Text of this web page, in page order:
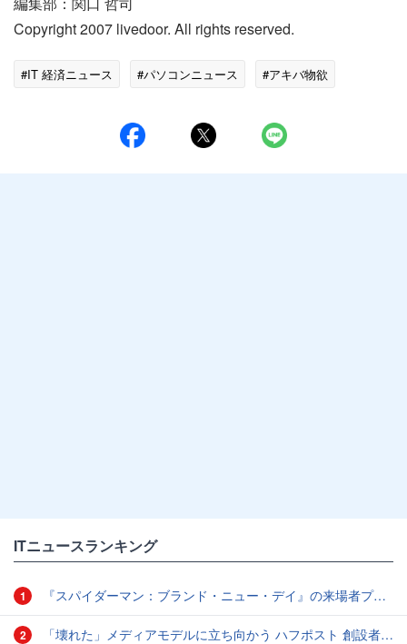
Copyright 2007 livedoor. All rights reserved.
#IT 経済ニュース #パソコンニュース #アキバ物欲
ITニュースランキング
1 『スパイダーマン：ブランド・ニュー・デイ』の来場者プレゼント、8月14日より配布決定
2 「壊れた」メディアモデルに立ち向かう ハフポスト 創設者：アリアナ・ハフィントン氏のいま